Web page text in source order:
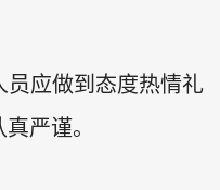
应做到态度热情礼
严谨。